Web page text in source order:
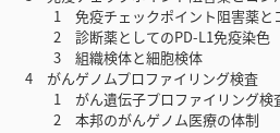
1 免疫チェックポイント阻害薬とコ
2 診断薬としてのPD-L1免疫染色
3 組織検体と細胞検体
4 がんゲノムプロファイリング検査
1 がん遺伝子プロファイリング検
2 本邦のがんゲノム医療の体制